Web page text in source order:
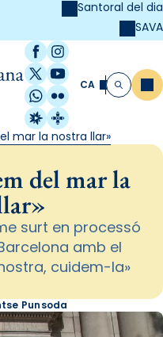
Santoral del dia
SAVA
Facebook
Instagram
X / Twitter
YouTube
WhatsApp
Flickr
Radio Estel
Catalunya
CA Cerca
mar la nostra llar»
del mar la
surt en processó
amb el
cuidem-la»
Punsoda